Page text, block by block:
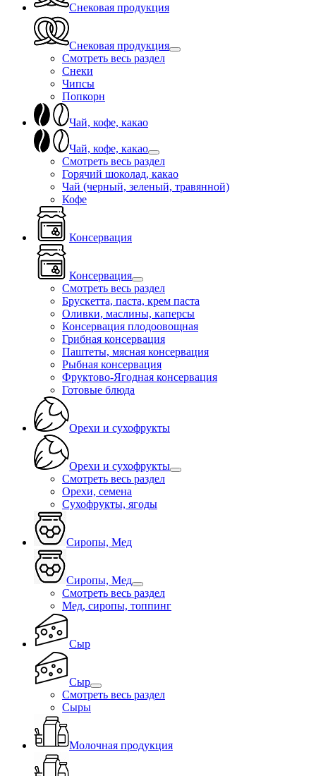
Снековая продукция
Снековая продукция
Смотреть весь раздел
Снеки
Чипсы
Попкорн
Чай, кофе, какао
Чай, кофе, какао
Смотреть весь раздел
Горячий шоколад, какао
Чай (черный, зеленый, травянной)
Кофе
Консервация
Консервация
Смотреть весь раздел
Брускетта, паста, крем паста
Оливки, маслины, каперсы
Консервация плодоовощная
Грибная консервация
Паштеты, мясная консервация
Рыбная консервация
Фруктово-Ягодная консервация
Готовые блюда
Орехи и сухофрукты
Орехи и сухофрукты
Смотреть весь раздел
Орехи, семена
Сухофрукты, ягоды
Сиропы, Мед
Сиропы, Мед
Смотреть весь раздел
Мед, сиропы, топпинг
Сыр
Сыр
Смотреть весь раздел
Сыры
Молочная продукция